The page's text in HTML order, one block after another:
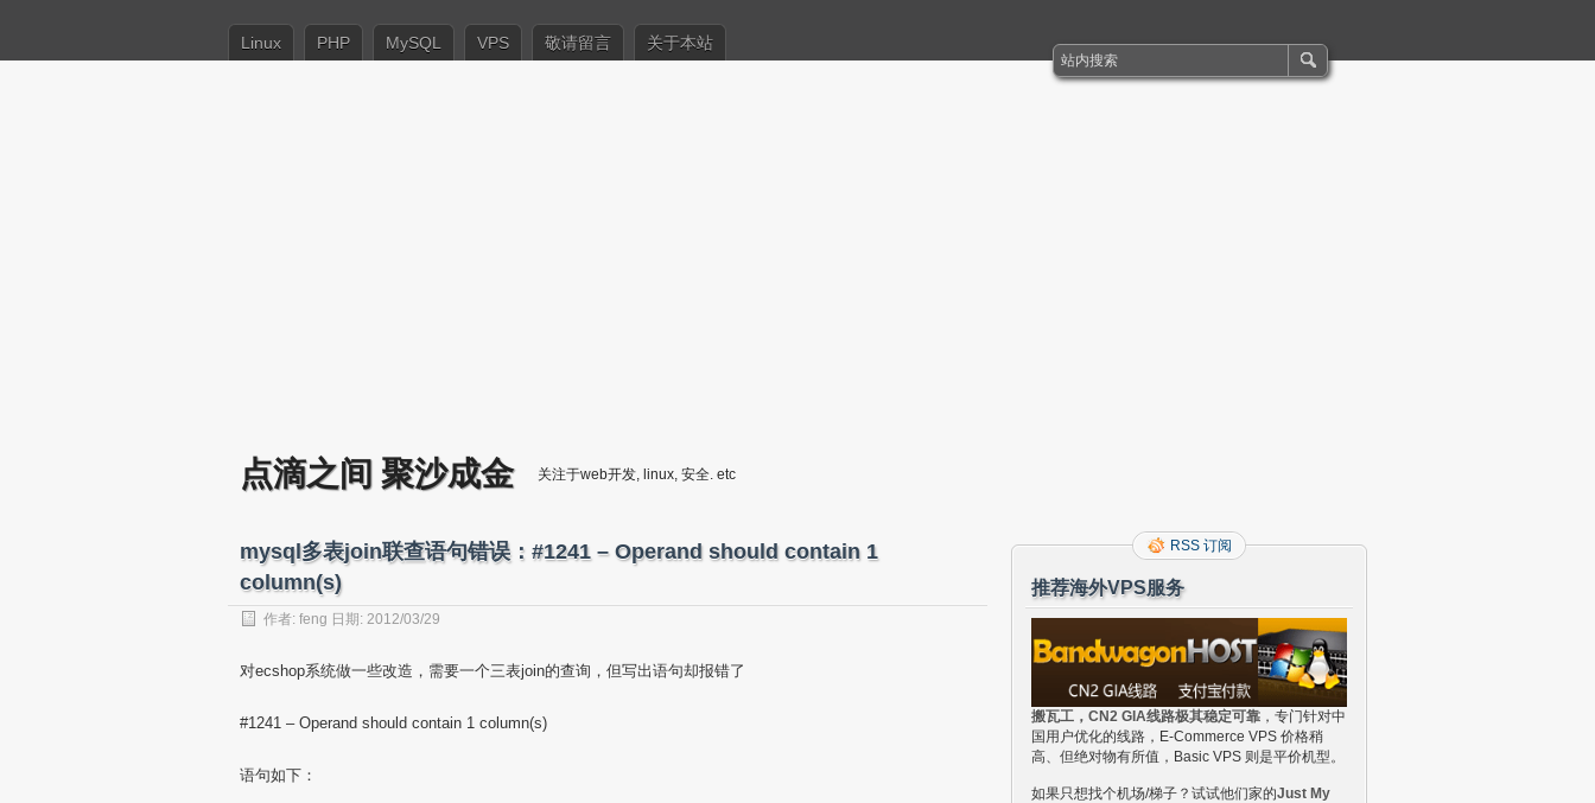
Linux PHP MySQL VPS 敬请留言 关于本站
点滴之间 聚沙成金 关注于web开发, linux, 安全. etc
mysql多表join联查语句错误：#1241 – Operand should contain 1
column(s)
作者: feng 日期: 2012/03/29
对ecshop系统做一些改造，需要一个三表join的查询，但写出语句却报错了
#1241 – Operand should contain 1 column(s)
语句如下：
RSS 订阅
推荐海外VPS服务
搬瓦工，CN2 GIA线路极其稳定可靠 ，专门针对中
国用户优化的线路，E-Commerce VPS 价格稍
高、但绝对物有所值，Basic VPS 则是平价机型。
如果只想找个机场/梯子？试试他们家的Just My